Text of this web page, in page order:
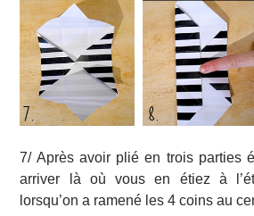
7/ Après avoir plié en trois parties
arriver là où vous en étiez à
lorsqu’on a ramené les 4 coins au